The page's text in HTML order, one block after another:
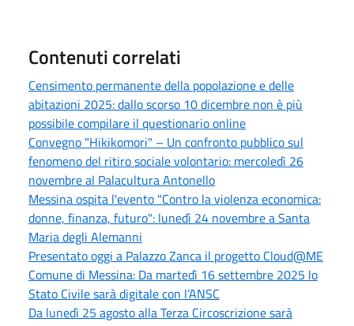
Contenuti correlati
Censimento permanente della popolazione e delle
abitazioni 2025: dallo scorso 10 dicembre non è più
possibile compilare il questionario online
Convegno "Hikikomori" – Un confronto pubblico sul
fenomeno del ritiro sociale volontario: mercoledì 26
novembre al Palacultura Antonello
Messina ospita l'evento "Contro la violenza economica:
donne, finanza, futuro": lunedì 24 novembre a Santa
Maria degli Alemanni
Presentato oggi a Palazzo Zanca il progetto Cloud@ME
Comune di Messina: Da martedì 16 settembre 2025 lo
Stato Civile sarà digitale con l’ANSC
Da lunedì 25 agosto alla Terza Circoscrizione sarà